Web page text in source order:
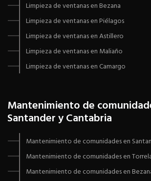
Limpieza de ventanas en Bezana
Limpieza de ventanas en Piélagos
Limpieza de ventanas en Astillero
Limpieza de ventanas en Maliaño
Limpieza de ventanas en Camargo
Mantenimiento de
Santander y Cantabria
Mantenimiento de comunidades en
Mantenimiento de comunidades en
Mantenimiento de comunidades en